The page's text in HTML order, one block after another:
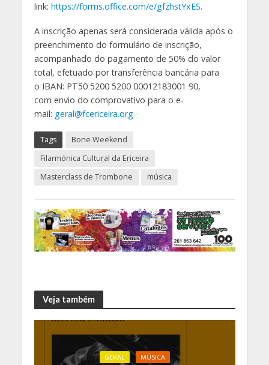
link: https://forms.office.com/e/gfzhstYxES.
A inscrição apenas será considerada válida após o
preenchimento do formulário de inscrição,
acompanhado do pagamento de 50% do valor
total, efetuado por transferência bancária para
o IBAN: PT50 5200 5200 00012183001 90,
com envio do comprovativo para o e-
mail: geral@fcericeira.org
Tags
Bone Weekend
Filarmónica Cultural da Ericeira
Masterclass de Trombone
música
Veja também
GERAL MÚSICA